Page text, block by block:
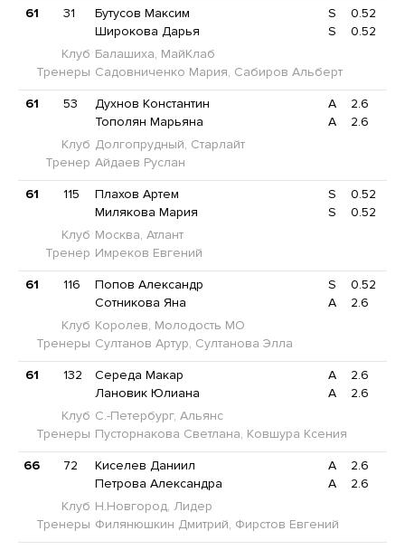
61 31 Бутусов Максим S
0.52
Широкова Дарья
S
0.52
Клуб Балашиха, МайКлаб
Тренеры Садовниченко Мария, Сабиров Альберт
61 53 Духнов Константин A
2.6
Тополян Марьяна
A
2.6
Клуб Долгопрудный, Старлайт
Тренер Айдаев Руслан
61 115 Плахов Артем S
0.52
Милякова Мария
S
0.52
Клуб Москва, Атлант
Тренер Имреков Евгений
61 116 Попов Александр S
0.52
Сотникова Яна
A
2.6
Клуб Королев, Молодость МО
Тренеры Султанов Артур, Султанова Элла
61 132 Середа Макар A
2.6
Лановик Юлиана
A
2.6
Клуб С.-Петербург, Альянс
Тренеры Пусторнакова Светлана, Ковшура Ксения
66 72 Киселев Даниил A
2.6
Петрова Александра
A
2.6
Клуб Н.Новгород, Лидер
Тренеры Филянюшкин Дмитрий, Фирстов Евгений